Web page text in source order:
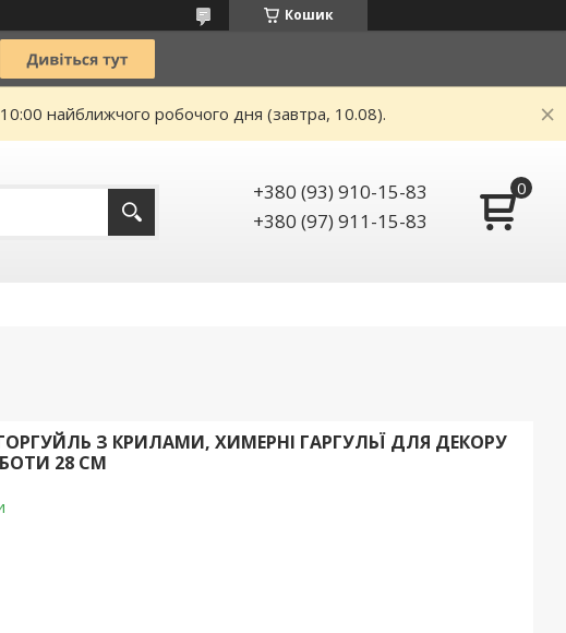
Кошик
найближчого робочого дня (завтра, 10.08).
+380 (93) 910-15-83
+380 (97) 911-15-83
З КРИЛАМИ, ХИМЕРНІ ГАРГУЛЬЇ ДЛЯ ДЕКОРУ
28 СМ